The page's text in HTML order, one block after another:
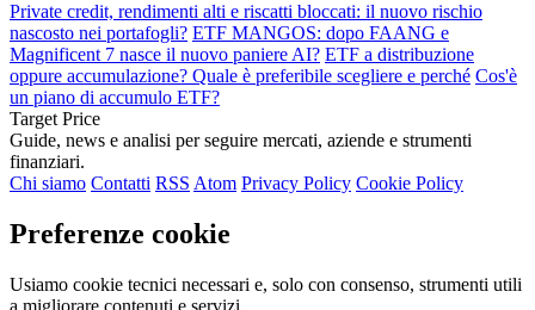
Private credit, rendimenti alti e riscatti bloccati: il nuovo rischio
nascosto nei portafogli? ETF MANGOS: dopo FAANG e
Magnificent 7 nasce il nuovo paniere AI? ETF a distribuzione
oppure accumulazione? Quale è preferibile scegliere e perché Cos'è
un piano di accumulo ETF?
Target Price
Guide, news e analisi per seguire mercati, aziende e strumenti
finanziari.
Chi siamo Contatti RSS Atom Privacy Policy Cookie Policy
Preferenze cookie
Usiamo cookie tecnici necessari e, solo con consenso, strumenti utili